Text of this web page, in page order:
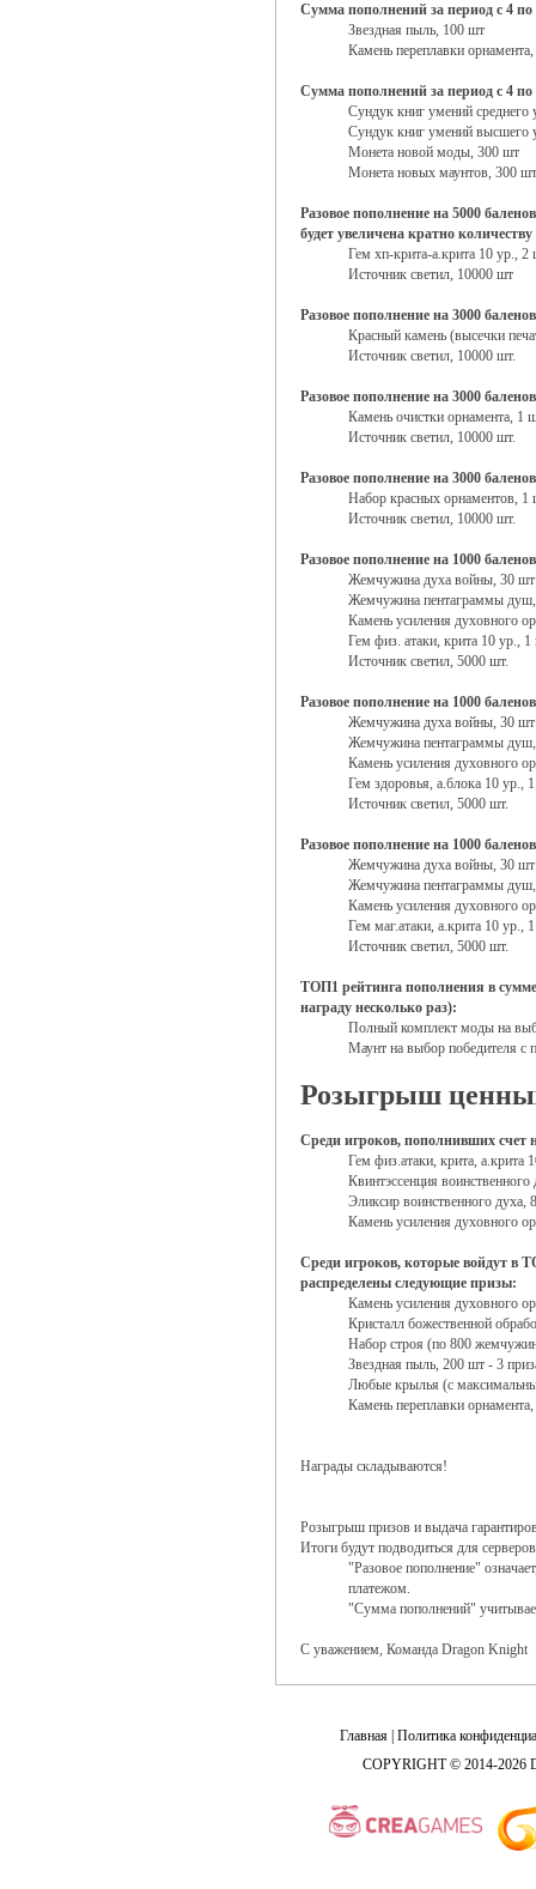
Сумма пополнений за период с 4 по
Звездная пыль, 100 шт
Камень переплавки
Сумма пополнений за период с 4 по
Сундук книг умений среднего
Сундук книг умений высшего
Монета новой моды, 300 шт
Монета новых маунтов, 300 шт
Разовое пополнение на 5000
будет увеличена кратно
Гем хп-крита-а.крита 10 ур., 2
Источник светил, 10000 шт
Разовое пополнение на 3000
Красный камень (высечки
Источник светил, 10000 шт.
Разовое пополнение на 3000
Камень очистки орнамента, 1
Источник светил, 10000 шт.
Разовое пополнение на 3000
Набор красных орнаментов, 1
Источник светил, 10000 шт.
Разовое пополнение на 1000
Жемчужина духа войны, 30 шт
Жемчужина пентаграммы
Камень усиления духовного
Гем физ. атаки, крита 10 ур.,
Источник светил, 5000 шт.
Разовое пополнение на 1000
Жемчужина духа войны, 30 шт
Жемчужина пентаграммы
Камень усиления духовного
Гем здоровья, а.блока 10 ур.,
Источник светил, 5000 шт.
Разовое пополнение на 1000
Жемчужина духа войны, 30 шт
Жемчужина пентаграммы
Камень усиления духовного
Гем маг.атаки, а.крита 10 ур.,
Источник светил, 5000 шт.
ТОП1 рейтинга пополнения в
награду несколько раз):
Полный комплект моды на
Маунт на выбор победителя с
Розыгрыш
Среди игроков, пополнивших счет
Гем физ.атаки, крита, а.крита
Квинтэссенция
Эликсир воинственного духа,
Камень усиления духовного
Среди игроков, которые войдут в
распределены следующие призы:
Камень усиления духовного
Кристалл божественной
Набор строя (по 800
Звездная пыль, 200 шт - 3
Любые крылья (с
Камень переплавки
Награды складываются!
Розыгрыш призов и выдача
Итоги будут подводиться для
"Разовое пополнение"
платежом.
"Сумма пополнений"
С уважением, Команда Dragon Knight
Главная Политика
COPYRIGHT © 2014-2026